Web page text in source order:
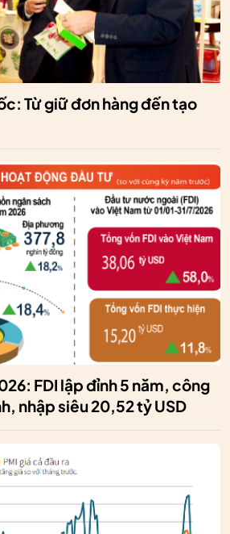
Từ giữ đơn hàng đến tạo
FDI lập đỉnh 5 năm, công
nhập siêu 20,52 tỷ USD